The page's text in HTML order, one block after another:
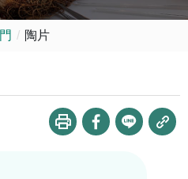
陶片